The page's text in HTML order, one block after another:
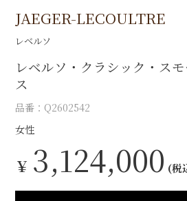
JAEGER-LECOULTRE
レベルソ
レベルソ・クラシック・ス
ス
品番：Q2602542
女性
￥ 3,124,000 (税